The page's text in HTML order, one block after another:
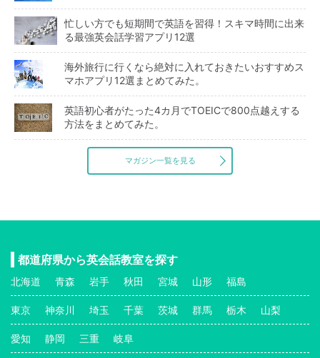
忙しい方でも短期間で英語を習得！スキマ時間に出来
る最強英会話学習アプリ12選
海外旅行に行くなら絶対に入れておきたいおすすめス
マホアプリ12選まとめてみた。
英語初心者がたった4カ月でTOEICで800点越えする
方法をまとめてみた。
マガジン一覧を見る
都道府県から英会話教室を探す
北海道 青森 岩手 秋田 宮城 山形 福島
東京 神奈川 埼玉 千葉 茨城 群馬 栃木 山梨
愛知 静岡 三重 岐阜